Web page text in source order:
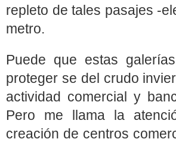
repleto de tales pasajes
metro.
Puede que estas
proteger se del crudo
actividad comercial y
Pero me llama la
creación de centros